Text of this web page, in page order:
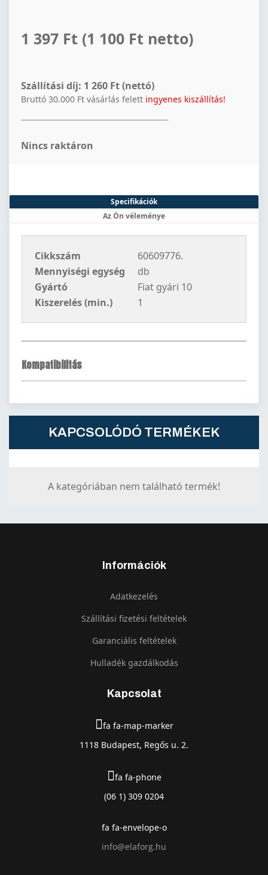
1 397 Ft (1 100 Ft netto)
Szállítási díj: 1 260 Ft (nettó)
Bruttó 30.000 Ft vásárlás felett ingyenes kiszállítás!
Nincs raktáron
Specifikációk
Az Ön véleménye
Cikkszám
60609776.
Mennyiségi egység
db
Gyártó
Fiat gyári 10
Kiszerelés (min.)
1
Kompatibilitás
KAPCSOLÓDÓ TERMÉKEK
A kategóriában nem található termék!
Információk
Adatkezelés
Szállítási fizetési feltételek
Garanciális feltételek
Hulladék gazdálkodás
Kapcsolat
fa fa-map-marker
1118 Budapest, Regős u. 2.
fa fa-phone
(06 1) 309 0204
fa fa-envelope-o
info@elaforg.hu